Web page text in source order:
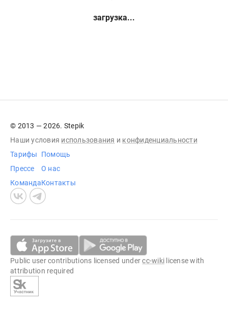
загрузка...
© 2013 — 2026. Stepik
Наши условия использования и конфиденциальности
Тарифы
Прессе
Команда
Помощь
О нас
Контакты
Public user contributions licensed undercc-wiki license with
attribution required